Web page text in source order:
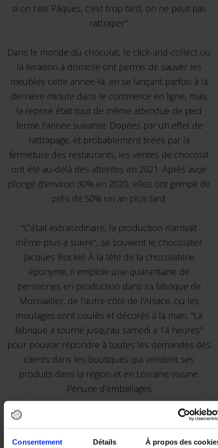
Consentement Détails À propos des
si on rate Pâques, c'est trop tard, on ne peut pas
rattraper".
Dans le monde du chocolat, le click-and-collect ou
la livraison à domicile ont permis de sauver les
meubles cette année-là, en se lançant parfois à la
dernière minute dans le commerce en ligne, mais
la reprise était tout de même attendue de pied
ferme l'année suivante. Dopées par un effet de
rattrapage, et probablement tirées par la
fermeture des restaurants, les ventes de chocolat
ont été au-delà des attentes en 2021. Après avoir
plongé d'environ 30% en 2020, elles ont grimpé de
près de 50% un an plus tard.
"C'était extraordinaire, la production n'arrivait
même plus à suivre", se souvient le chocolatier
Jacques Bockel. À la tête de la chocolaterie
éponyme, il emploie une quarantaine de
personnes en production dans sa fabrique de
Monswiller, de l'autre côté de l'Alsace, où les
moulages sont coulés et décorés à la main. "La
fabrique a tourné jusqu'au samedi à 14 heures"
pour pouvoir répondre à toutes les demandes des
clients dans les boutiques qui vendent ses
produits dans la région et en Lorraine voisine.
Pénurie d'emballages
Maintenant, les chocolatiers espéraient mettre fin